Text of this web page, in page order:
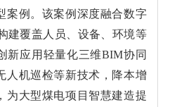
案例。该案例深度融合数字
建覆盖人员、设备、环境等
新应用轻量化三维BIM协同
人机巡检等新技术，降本增
为大型煤电项目智慧建造提